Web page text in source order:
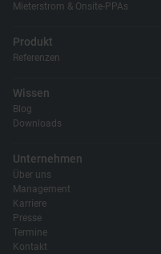
Mieterstrom & Onsite-PPAs
Produkt
Referenzen
Wissen
Blog
Downloads
Unternehmen
Über uns
Management
Karriere
Presse
Termine
Kontakt